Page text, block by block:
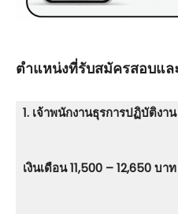
ตําแหน่งที่รับสมัครสอบแล
1. เจ้าพนักงานธุรการปฏิบัติงา
เงินเดือน 11,500 – 12,650 บาท